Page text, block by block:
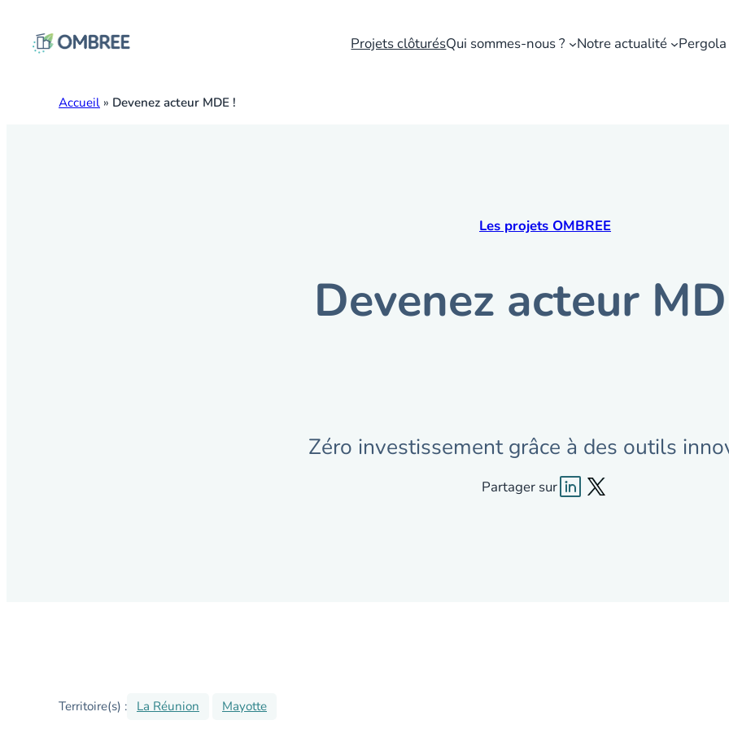
Des solutions ultramarines pour des bâtiments résilients et économes en énergie
Projets clôturésQui sommes-nous ? Notre actualité Pergola
Accueil » Devenez acteur MDE !
Les projets OMBREE
Devenez acteur
Zéro investissement grâce à des outils
Partager sur
Territoire(s) : La Réunion Mayotte